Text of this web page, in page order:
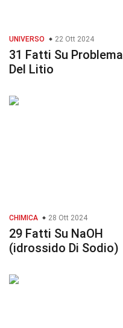
UNIVERSO 22 Ott 2024
31 Fatti Su Problema
Del Litio
CHIMICA 28 Ott 2024
29 Fatti Su NaOH
(idrossido Di Sodio)